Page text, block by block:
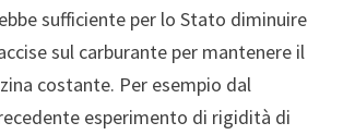
sufficiente per lo Stato diminuire
sul carburante per mantenere il
costante. Per esempio dal
esperimento di rigidità di